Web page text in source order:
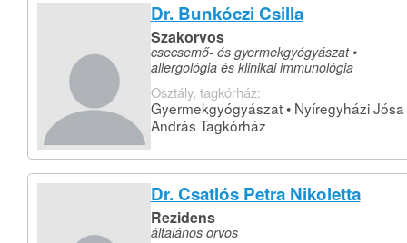
Dr. Bunkóczi Csilla
Szakorvos
csecsemő- és gyermekgyógyászat •
allergológia és klinikai immunológia
Osztály, tagkórház:
Gyermekgyógyászat • Nyíregyházi Jósa
András Tagkórház
Dr. Csatlós Petra Nikoletta
Rezidens
általános orvos